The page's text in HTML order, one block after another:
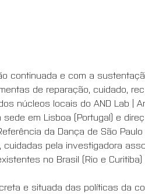
continuada e com a
de reparação, cuidado,
núcleos locais do AND Lab |
em Lisboa (Portugal) e
da Dança de São
pela investigadora
no Brasil (Rio e
e situada das políticas da